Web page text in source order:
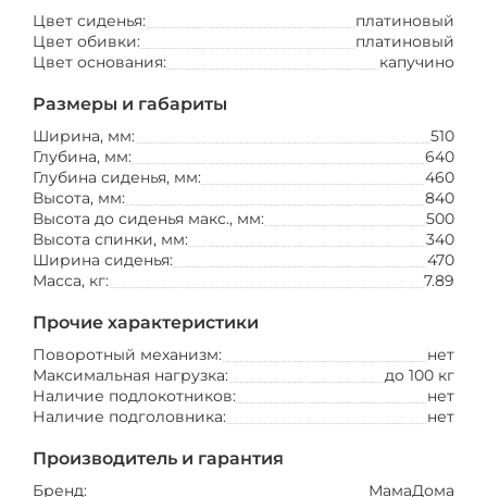
Цвет сиденья:
платиновый
Цвет обивки:
платиновый
Цвет основания:
капучино
Размеры и габариты
Ширина, мм:
510
Глубина, мм:
640
Глубина сиденья, мм:
460
Высота, мм:
840
Высота до сиденья макс., мм:
500
Высота спинки, мм:
340
Ширина сиденья:
470
Масса, кг:
7.89
Прочие характеристики
Поворотный механизм:
нет
Максимальная нагрузка:
до 100 кг
Наличие подлокотников:
нет
Наличие подголовника:
нет
Производитель и гарантия
Бренд:
МамаДома